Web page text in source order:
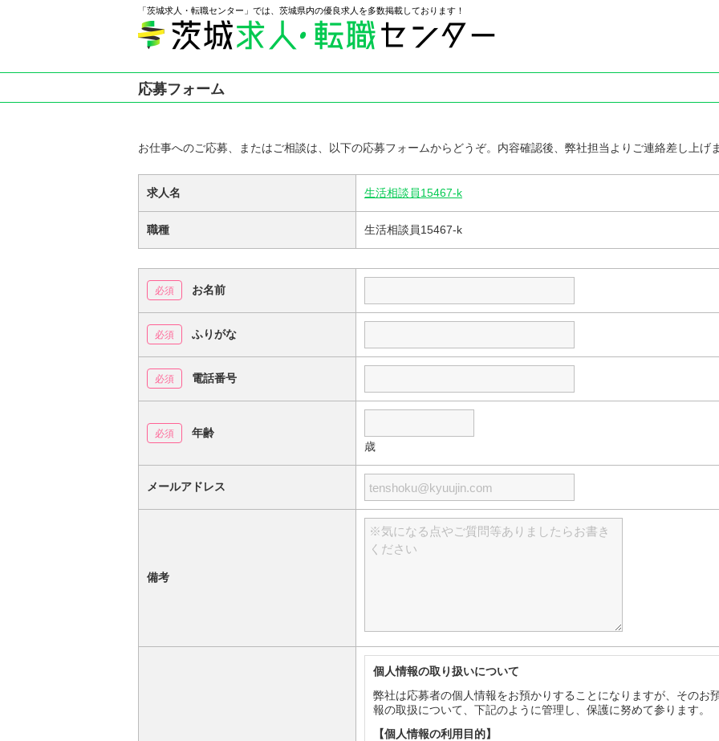
「茨城求人・転職センター」では、茨城県内の優良求人を多数掲載しております！
応募フォーム
お仕事へのご応募、またはご相談は、以下の応募フォームからどうぞ。内容確認後、弊社担当よりご連絡差し上げま
求人名 生活相談員15467-k
職種 生活相談員15467-k
お名前
ふりがな
電話番号
年齢
歳
メールアドレス
備考
個人情報の取り扱いについて
弊社は応募者の個人情報をお預かりすることになりますが、そのお
報の取扱について、下記のように管理し、保護に努めて参ります。
【個人情報の利用目的】